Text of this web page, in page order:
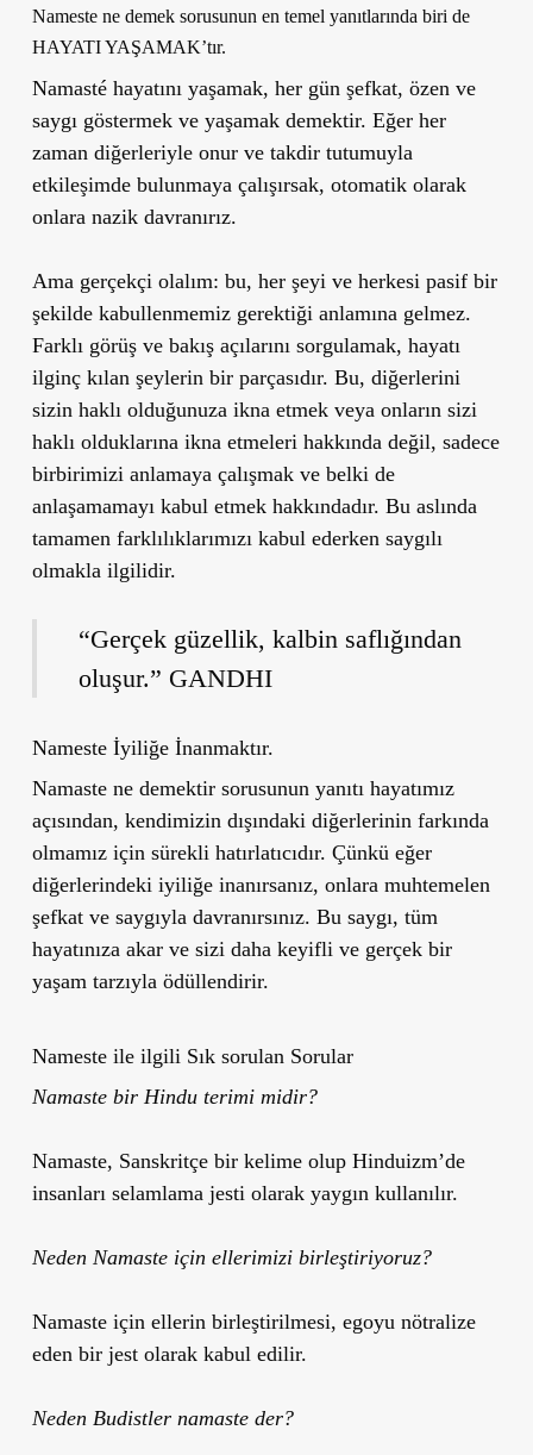
Nameste ne demek sorusunun en temel yanıtlarında biri de
HAYATI YAŞAMAK’tır.
Namasté hayatını yaşamak, her gün şefkat, özen ve
saygı göstermek ve yaşamak demektir. Eğer her
zaman diğerleriyle onur ve takdir tutumuyla
etkileşimde bulunmaya çalışırsak, otomatik olarak
onlara nazik davranırız.
Ama gerçekçi olalım: bu, her şeyi ve herkesi pasif bir
şekilde kabullenmemiz gerektiği anlamına gelmez.
Farklı görüş ve bakış açılarını sorgulamak, hayatı
ilginç kılan şeylerin bir parçasıdır. Bu, diğerlerini
sizin haklı olduğunuza ikna etmek veya onların sizi
haklı olduklarına ikna etmeleri hakkında değil, sadece
birbirimizi anlamaya çalışmak ve belki de
anlaşamamayı kabul etmek hakkındadır. Bu aslında
tamamen farklılıklarımızı kabul ederken saygılı
olmakla ilgilidir.
“Gerçek güzellik, kalbin saflığından
oluşur.” GANDHI
Nameste İyiliğe İnanmaktır.
Namaste ne demektir sorusunun yanıtı hayatımız
açısından, kendimizin dışındaki diğerlerinin farkında
olmamız için sürekli hatırlatıcıdır. Çünkü eğer
diğerlerindeki iyiliğe inanırsanız, onlara muhtemelen
şefkat ve saygıyla davranırsınız. Bu saygı, tüm
hayatınıza akar ve sizi daha keyifli ve gerçek bir
yaşam tarzıyla ödüllendirir.
Nameste ile ilgili Sık sorulan Sorular
Namaste bir Hindu terimi midir?
Namaste, Sanskritçe bir kelime olup Hinduizm’de
insanları selamlama jesti olarak yaygın kullanılır.
Neden Namaste için ellerimizi birleştiriyoruz?
Namaste için ellerin birleştirilmesi, egoyu nötralize
eden bir jest olarak kabul edilir.
Neden Budistler namaste der?